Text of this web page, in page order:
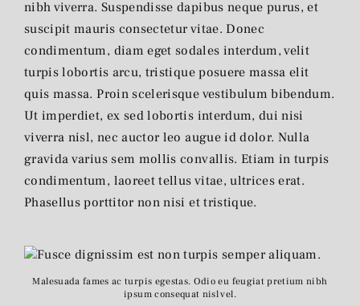
nibh viverra. Suspendisse dapibus neque purus, et
suscipit mauris consectetur vitae. Donec
condimentum, diam eget sodales interdum, velit
turpis lobortis arcu, tristique posuere massa elit
quis massa. Proin scelerisque vestibulum bibendum.
Ut imperdiet, ex sed lobortis interdum, dui nisi
viverra nisl, nec auctor leo augue id dolor. Nulla
gravida varius sem mollis convallis. Etiam in turpis
condimentum, laoreet tellus vitae, ultrices erat.
Phasellus porttitor non nisi et tristique.
Malesuada fames ac turpis egestas. Odio eu feugiat pretium nibh
ipsum consequat nisl vel.